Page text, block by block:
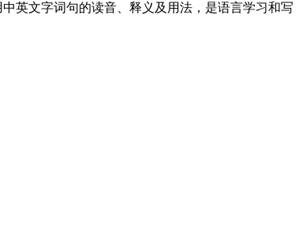
英文字词句的读音、释义及用法，是语言学习和写